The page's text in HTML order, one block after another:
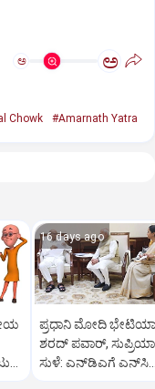
ಅ ಅ
Chowk #Amarnath Yatra
16 days ago
ಪ್ರಧಾನಿ ಮೋದಿ
ಶರದ್ ಪವಾರ್, ಸುಪ್ರಿಯಾ
ಸುಳೆ: ಎನ್‌ಡಿಎಗೆ